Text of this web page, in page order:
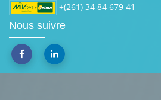
+(261) 34 84 679 41
Nous suivre